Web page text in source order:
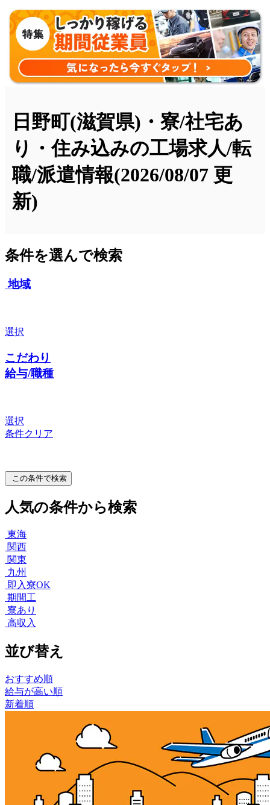
日野町(滋賀県)・寮/社宅あ
り・住み込みの工場求人/転
職/派遣情報(2026/08/07 更
新)
条件を選んで検索
地域
選択
こだわり
給与/職種
選択
条件クリア
この条件で検索
人気の条件から検索
東海
関西
関東
九州
即入寮OK
期間工
寮あり
高収入
並び替え
おすすめ順
給与が高い順
新着順